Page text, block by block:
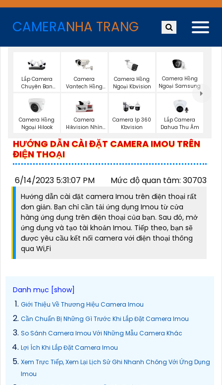
CAMERANHA TRANG
Lắp Camera
Chuyên Ban
Camera
Vantech Hồng
Camera Hồng
Ngoại Kbvision
Camera Hồng
Ngoại Samsung
Camera Hồng
Ngoại Hilook
Camera
Hikvision Nhìn
Camera Ip 360
Kbvision
Lắp Camera
Dahua Thu Âm
HƯỚNG DẪN CÀI ĐẶT CAMERA IMOU TRÊN
ĐIỆN THOẠI
6/14/2023 5:31:07 PM Mức độ quan tâm: 30703
Hướng dẫn cài đặt camera Imou trên điện thoại rất
đơn giản. Bạn chỉ cần tải ứng dụng Imou từ cửa
hàng ứng dụng trên điện thoại của bạn. Sau đó, mở
ứng dụng và tạo tài khoản Imou. Tiếp theo, bạn sẽ
được yêu cầu kết nối camera với điện thoại thông
qua Wi,Fi
Giới Thiệu Về Thương Hiệu Camera Imou
Cần Chuẩn Bị Những Gì Trước Khi Lắp Đặt Camera Imou
So Sánh Camera Imou Với Những Mẫu Camera Khác
Lợi Ích Khi Lắp Đặt Camera Imou
Xem Trực Tiếp, Xem Lại Lịch Sử Ghi Nhanh Chóng Với Ứng Dụng
Imou